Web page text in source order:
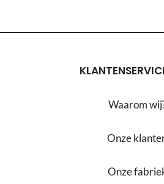
Waarom
Onze
Onze